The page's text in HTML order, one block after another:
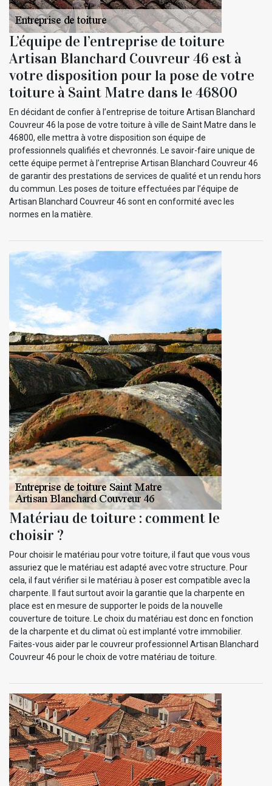
L’équipe de l’entreprise de toiture
Artisan Blanchard Couvreur 46 est à
votre disposition pour la pose de votre
toiture à Saint Matre dans le 46800
En décidant de confier à l’entreprise de toiture Artisan Blanchard
Couvreur 46 la pose de votre toiture à ville de Saint Matre dans le
46800, elle mettra à votre disposition son équipe de
professionnels qualifiés et chevronnés. Le savoir-faire unique de
cette équipe permet à l’entreprise Artisan Blanchard Couvreur 46
de garantir des prestations de services de qualité et un rendu hors
du commun. Les poses de toiture effectuées par l’équipe de
Artisan Blanchard Couvreur 46 sont en conformité avec les
normes en la matière.
Matériau de toiture : comment le
choisir ?
Pour choisir le matériau pour votre toiture, il faut que vous vous
assuriez que le matériau est adapté avec votre structure. Pour
cela, il faut vérifier si le matériau à poser est compatible avec la
charpente. Il faut surtout avoir la garantie que la charpente en
place est en mesure de supporter le poids de la nouvelle
couverture de toiture. Le choix du matériau est donc en fonction
de la charpente et du climat où est implanté votre immobilier.
Faites-vous aider par le couvreur professionnel Artisan Blanchard
Couvreur 46 pour le choix de votre matériau de toiture.